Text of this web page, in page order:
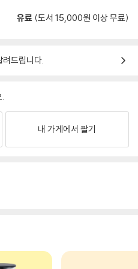
유료 (도서 15,000원 이상 무료)
드립니다.
내 가게에서 팔기